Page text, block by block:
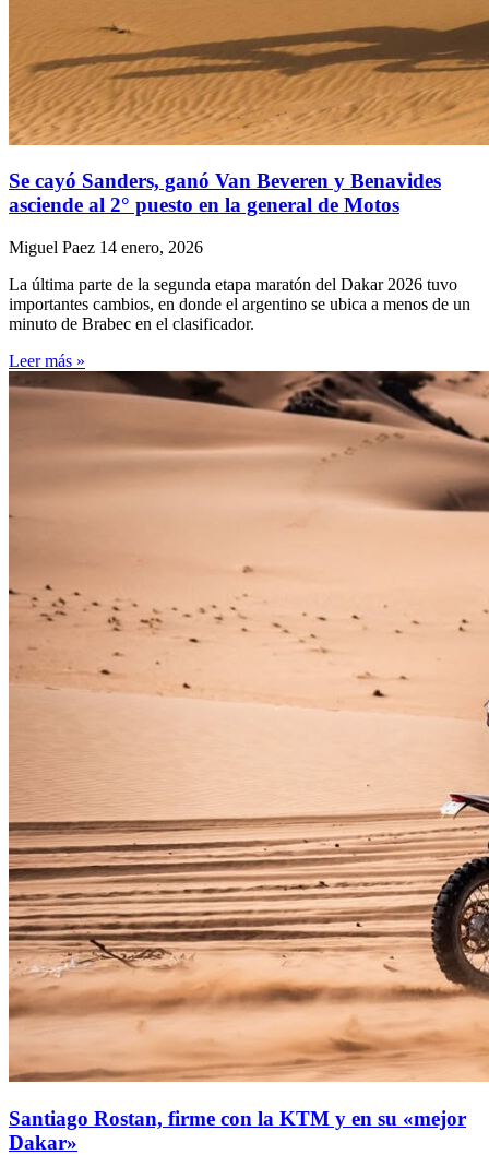
Se cayó Sanders, ganó Van Beveren y Benavides
asciende al 2° puesto en la general de Motos
Miguel Paez 14 enero, 2026
La última parte de la segunda etapa maratón del Dakar 2026 tuvo
importantes cambios, en donde el argentino se ubica a menos de un
minuto de Brabec en el clasificador.
Leer más »
Santiago Rostan, firme con la KTM y en su «mejor
Dakar»